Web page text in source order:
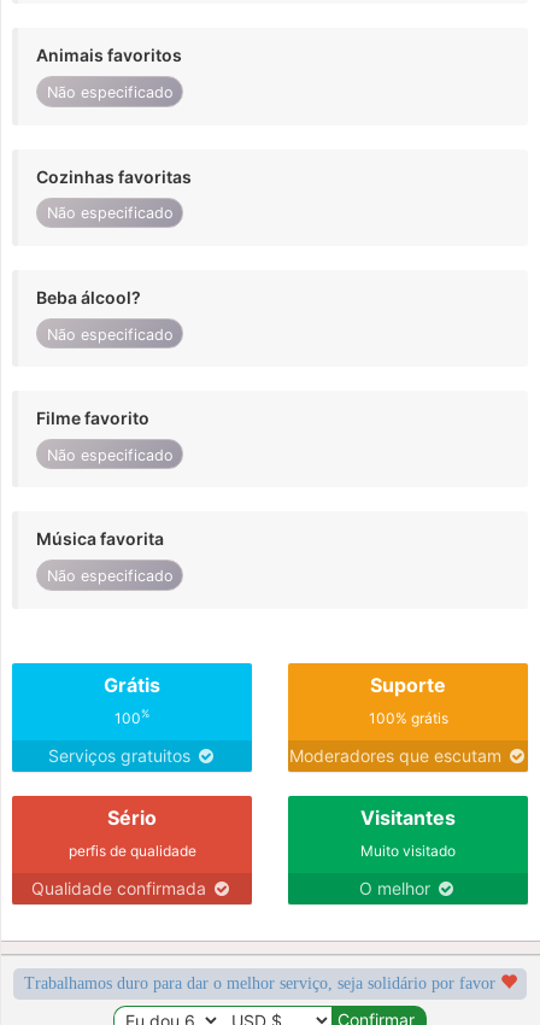
Animais favoritos
Não especificado
Cozinhas favoritas
Não especificado
Beba álcool?
Não especificado
Filme favorito
Não especificado
Música favorita
Não especificado
Grátis
100%
Serviços gratuitos
Suporte
100% grátis
Moderadores que escutam
Sério
perfis de qualidade
Qualidade confirmada
Visitantes
Muito visitado
O melhor
Trabalhamos duro para dar o melhor serviço, seja solidário por favor